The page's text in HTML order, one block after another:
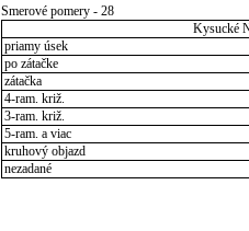
Smerové pomery - 28
Kysucké
priamy úsek
po zátačke
zátačka
4-ram. križ.
3-ram. križ.
5-ram. a viac
kruhový objazd
nezadané